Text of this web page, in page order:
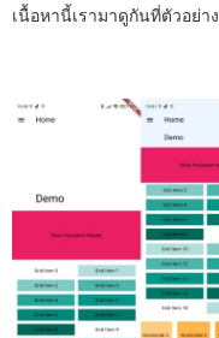
เนื้อหานี้เรามาดูกันที่ตัวอย่า